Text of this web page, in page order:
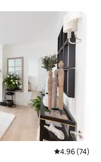
औसत रेटिंग 5 में
4.96 (74)